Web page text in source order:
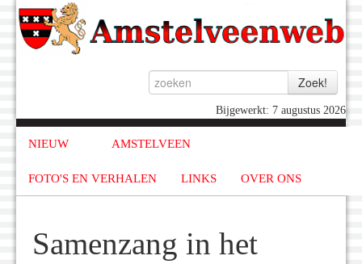
Bijgewerkt: 7 augustus 2026
NIEUW AMSTELVEEN
FOTO'S EN VERHALEN LINKS OVER ONS
Samenzang in het